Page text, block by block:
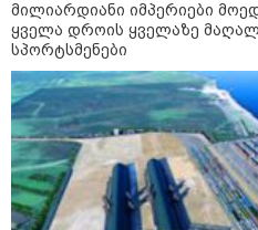
მილიარდიანი იმპერიები
ყველა დროის ყველაზე
სპორტსმენები